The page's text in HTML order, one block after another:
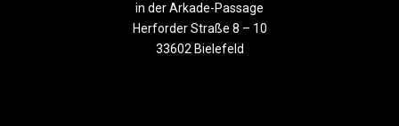
in der Arkade-Passage
Herforder Straße 8 – 10
33602 Bielefeld